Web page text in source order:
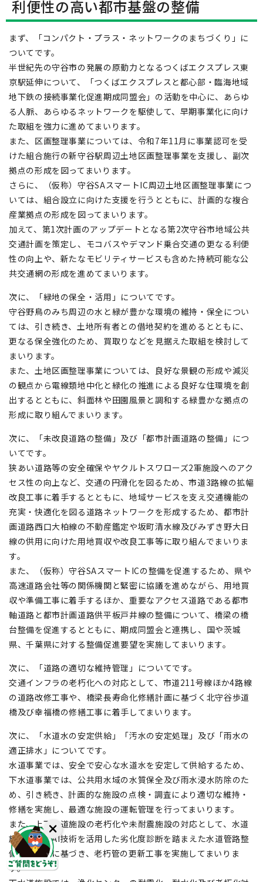
利便性の高い都市基盤の整備
まず、「コンパクト・プラス・ネットワークのまちづくり」に
ついてです。
半世紀先の守谷市の発展の原動力となるつくばエクスプレス東
京駅延伸について、「つくばエクスプレスと都心部・臨海地域
地下鉄の接続事業化促進期成同盟会」の活動を中心に、あらゆ
る人脈、あらゆるネットワークを駆使して、早期事業化に向け
た取組を強力に進めてまいります。
また、区画整理事業については、令和7年11月に事業認可を受
けた組合施行の新守谷駅周辺土地区画整理事業を支援し、副次
拠点の形成を図ってまいります。
さらに、（仮称）守谷SAスマートIC周辺土地区画整理事業につ
いては、組合設立に向けた支援を行うとともに、計画的な複合
産業拠点の形成を図ってまいります。
加えて、第1次計画のアップデートとなる第2次守谷市地域公共
交通計画を策定し、モコバスやデマンド乗合交通の更なる利便
性の向上や、新たなモビリティサービスも含めた持続可能な公
共交通網の形成を進めてまいります。
次に、「緑地の保全・活用」についてです。
守谷野鳥のみち周辺の水と緑が豊かな環境の維持・保全につい
ては、引き続き、土地所有者との借地契約を進めるとともに、
更なる保全強化のため、買取りなどを見据えた取組を検討して
まいります。
また、土地区画整理事業については、良好な景観の形成や減災
の観点から電線類地中化と緑化の推進による良好な住環境を創
出するとともに、斜面林や田園風景と調和する緑豊かな拠点の
形成に取り組んでまいります。
次に、「未改良道路の整備」及び「都市計画道路の整備」につ
いてです。
狭あい道路等の安全確保やヤクルトスワローズ2軍施設へのアク
セス性の向上など、交通の円滑化を図るため、市道3路線の拡幅
改良工事に着手するとともに、地域サービスを支え交通機能の
充実・快適化を図る道路ネットワークを形成するため、都市計
画道路西口大柏線の不動産鑑定や坂町清水線及びみずき野大日
線の供用に向けた用地買収や改良工事等に取り組んでまいりま
す。
また、（仮称）守谷SAスマートICの整備を促進するため、県や
高速道路会社等の関係機関と緊密に協議を進めながら、用地買
収や準備工事に着手するほか、重要なアクセス道路である都市
軸道路と都市計画道路供平板戸井線の整備について、橋梁の橋
台整備を促進するとともに、期成同盟会と連携し、国や茨城
県、千葉県に対する整備促進要望を実施してまいります。
次に、「道路の適切な維持管理」についてです。
交通インフラの老朽化への対応として、市道211号線ほか4路線
の道路改修工事や、橋梁長寿命化修繕計画に基づく北守谷歩道
橋及び幸福橋の修繕工事に着手してまいります。
次に、「水道水の安定供給」「汚水の安定処理」及び「雨水の
適正排水」についてです。
水道事業では、安全で安心な水道水を安定して供給するため、
下水道事業では、公共用水域の水質保全及び雨水浸水防除のた
め、引き続き、計画的な施設の点検・調査により適切な維持・
修繕を実施し、最適な施設の運転管理を行ってまいります。
また、上下水道施設の老朽化や未耐震施設の対応として、水道
施設では、AI技術を活用した劣化度診断を踏まえた水道管路整
備更新計画に基づき、老朽管の更新工事を実施してまいりま
す。